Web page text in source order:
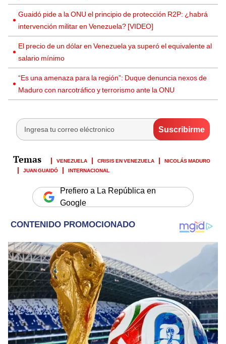
Guaidó pide a la ONU el principio de protección R2P: ¿habrá
intervención militar en Venezuela? [VIDEO]
El precio de un dólar en Venezuela ya superó el equivalente al
salario mínimo
“Es una amenaza para la región”: Duque denuncia nexos de
Maduro con narcotráfico y terrorismo ante la ONU
VENEZUELA CRISIS EN VENEZUELA
NICOLÁS MADURO
JUAN GUAIDÓ
INTERNACIONAL
Prefiero a La República en
Google